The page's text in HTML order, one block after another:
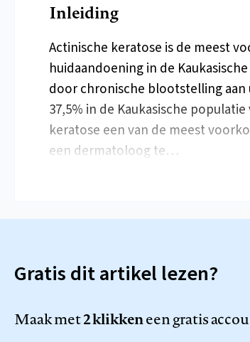
Inleiding
Actinische keratose is de meest
huidaandoening in de
door chronische blootstelling aan
37,5% in de Kaukasische
keratose een van de meest
een dermatoloog te…
Gratis dit artikel lezen?
Maak met2 klikkeneen gratis